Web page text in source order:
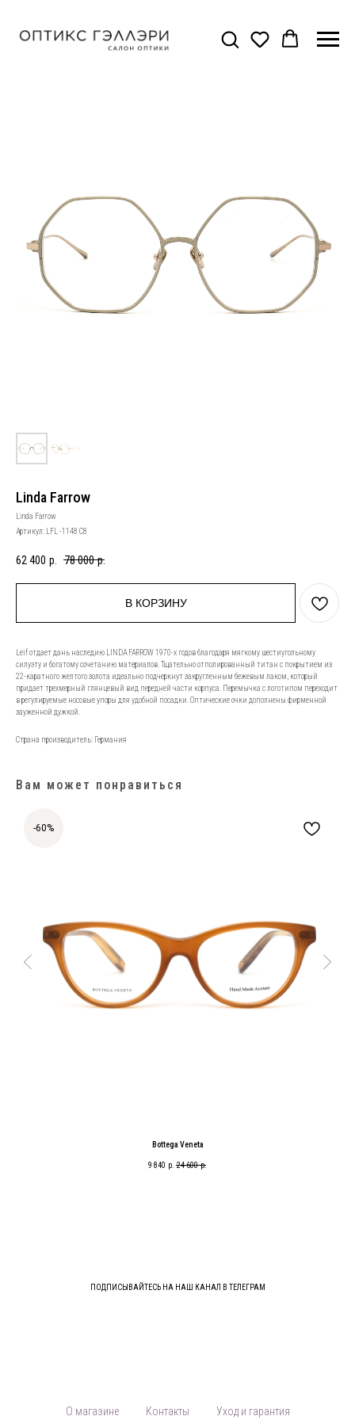
Linda Farrow
Linda Farrow
Артикул:
LFL -1148 C8
62 400 р. 78 000 р.
В КОРЗИНУ
Leif отдает дань наследию LINDA FARROW 1970-х годов благодаря мягкому шестиугольному
силуэту и богатому сочетанию материалов. Тщательно отполированный титан с покрытием из
22-каратного желтого золота идеально подчеркнут закругленным бежевым лаком, который
придает трехмерный глянцевый вид передней части корпуса. Перемычка с логотипом переходит
в регулируемые носовые упоры для удобной посадки. Оптические очки дополнены фирменной
зауженной дужкой.
Страна производитель: Германия
Вам может понравиться
-60%
Bottega Veneta
9 840 р. 24 600 р.
ПОДПИСЫВАЙТЕСЬ НА НАШ КАНАЛ В ТЕЛЕГРАМ
О магазине Контакты Уход и гарантия